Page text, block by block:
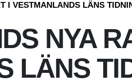
I VESTMANLANDS LÄNS
NYA
LÄNS